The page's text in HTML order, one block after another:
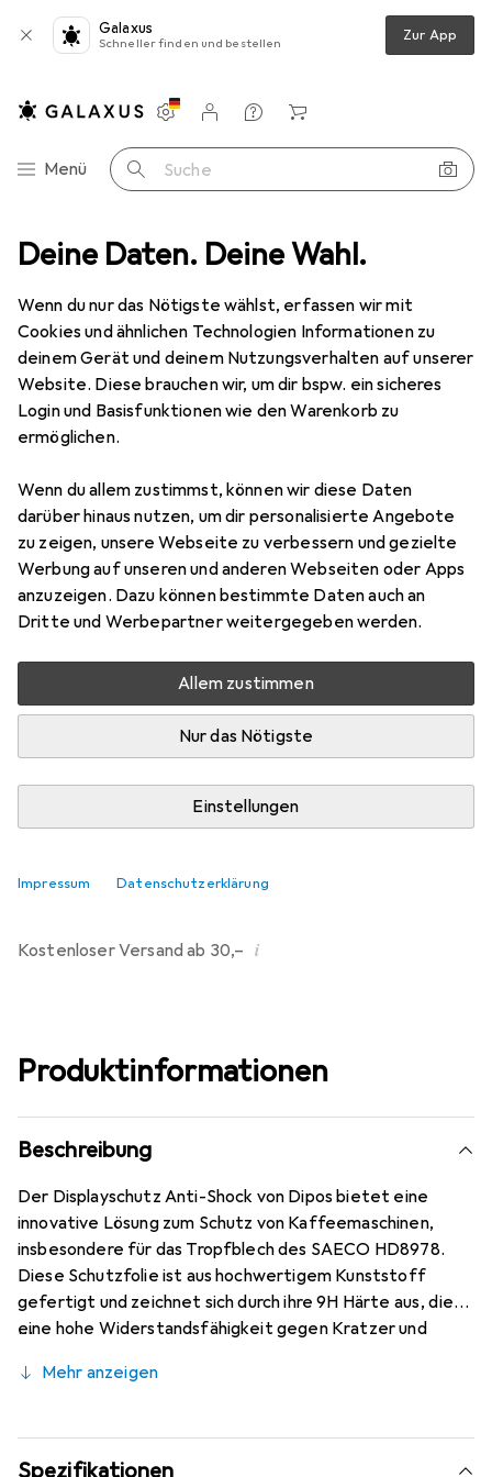
Deine Daten. Deine Wahl.
Wenn du nur das Nötigste wählst, erfassen wir mit
Cookies und ähnlichen Technologien Informationen zu
deinem Gerät und deinem Nutzungsverhalten auf unserer
Website. Diese brauchen wir, um dir bspw. ein sicheres
Login und Basisfunktionen wie den Warenkorb zu
ermöglichen.
Wenn du allem zustimmst, können wir diese Daten
darüber hinaus nutzen, um dir personalisierte Angebote
zu zeigen, unsere Webseite zu verbessern und gezielte
Werbung auf unseren und anderen Webseiten oder Apps
anzuzeigen. Dazu können bestimmte Daten auch an
Dritte und Werbepartner weitergegeben werden.
Allem zustimmen
Nur das Nötigste
Einstellungen
Impressum Datenschutzerklärung
Galaxus
Schneller finden und bestellen Zur App
Navigation nach Kategorien
Menü Suche
Einstellungen
Kundenkonto
Vergleichslisten
Merklisten
Warenkorb
+ Video Geräte Schutzfolie Dipos Displayschutz Anti-Shock
8 Bilder
DiposDisplayschutz Anti-Shock
EUR
11,89
214
Bewertungen
Mehr als 10 Stück an Lager beim Drittanbieter
Lieferort angeben für genaue Lieferzeit
In den Warenkorb
Vergleichen
Kostenloser Versand ab 30,– i
Produktinformationen
Beschreibung
Der Displayschutz Anti-Shock von Dipos bietet eine
innovative Lösung zum Schutz von Kaffeemaschinen,
insbesondere für das Tropfblech des SAECO HD8978.
Diese Schutzfolie ist aus hochwertigem Kunststoff
gefertigt und zeichnet sich durch ihre 9H Härte aus, die
eine hohe Widerstandsfähigkeit gegen Kratzer und
Glas bricht oder splittert diese Folie nicht, was sie zu
Mit einer Dicke von nur ca. 0,2 mm bleibt die Folie nahezu
unsichtbar und beeinträchtigt nicht das Design der
Mehr anzeigen
Spezifikationen